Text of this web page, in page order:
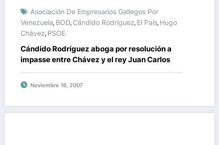
Asociación De Empresarios Gallegos Por
Venezuela, BOD, Cándido Rodríguez, El País, Hugo
Chávez, PSOE
Cándido Rodríguez aboga por resolución a
impasse entre Chávez y el rey Juan Carlos
Noviembre 16, 2007